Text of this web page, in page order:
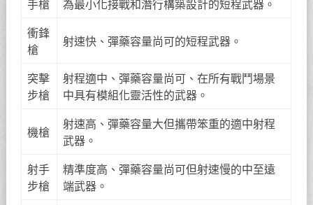
手槍 為最小化接戰和潛行構築設計的短程武器。
衝鋒
槍
射速快、彈藥容量尚可的短程武器。
突擊
步槍
射程適中、彈藥容量尚可、在所有戰鬥場景
中具有模組化靈活性的武器。
機槍
射速高、彈藥容量大但攜帶笨重的適中射程
武器。
射手
步槍
精準度高、彈藥容量尚可但射速慢的中至遠
端武器。